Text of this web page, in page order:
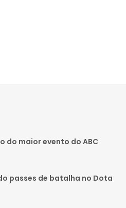
do maior evento do ABC
passes de batalha no Dota